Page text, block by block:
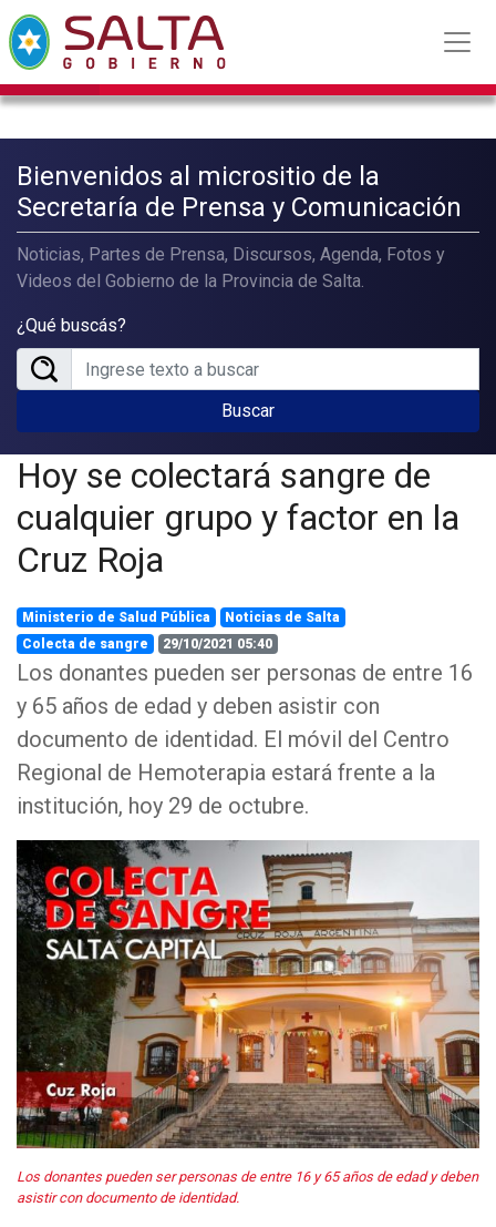
Bienvenidos al micrositio de la
Secretaría de Prensa y Comunicación
Noticias, Partes de Prensa, Discursos, Agenda, Fotos y
Videos del Gobierno de la Provincia de Salta.
¿Qué buscás?
Buscar
Hoy se colectará sangre de
cualquier grupo y factor en la
Cruz Roja
Ministerio de Salud Pública
Noticias de Salta
Colecta de sangre
29/10/2021 05:40
Los donantes pueden ser personas de entre 16
y 65 años de edad y deben asistir con
documento de identidad. El móvil del Centro
Regional de Hemoterapia estará frente a la
institución, hoy 29 de octubre.
Los donantes pueden ser personas de entre 16 y 65 años de edad y deben
asistir con documento de identidad.